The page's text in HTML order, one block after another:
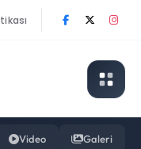
Video Galeri